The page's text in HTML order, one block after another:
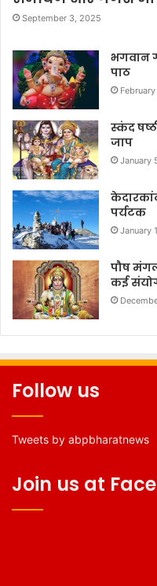
September 3, 2025
भगवान
पाठ
स्कंद
जाप
January
पर्यटक
January
पौष
कई
Follow us
Tweets by abpbharatnews
Join us at